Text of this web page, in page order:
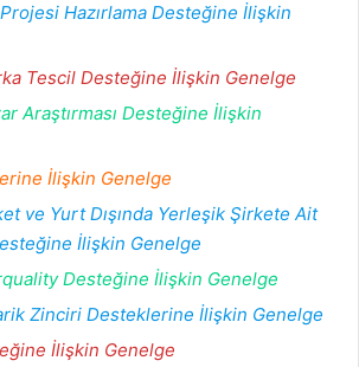
Hazırlama Desteğine İlişkin
Tescil Desteğine İlişkin Genelge
Araştırması Desteğine İlişkin
İlişkin Genelge
ve Yurt Dışında Yerleşik Şirkete Ait
İlişkin Genelge
Desteğine İlişkin Genelge
Zinciri Desteklerine İlişkin Genelge
İlişkin Genelge